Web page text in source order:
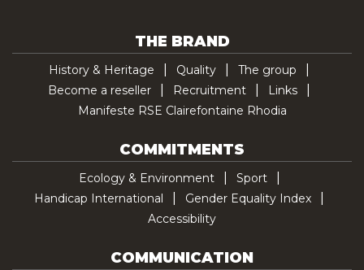
THE BRAND
History & Heritage Quality
The group
Become a reseller
Recruitment
Links
Manifeste RSE Clairefontaine Rhodia
COMMITMENTS
Ecology & Environment
Sport
Handicap International
Gender Equality Index
Accessibility
COMMUNICATION